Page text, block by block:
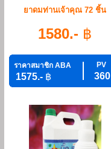
ยาดมท่านเจ้าคุณ 72 ชิ้น
1580.- ฿
ราคาสมาชิก ABA PV
1575.- ฿ 360